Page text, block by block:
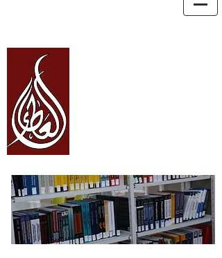
والترجمة
Education, Consultancy, and Translation